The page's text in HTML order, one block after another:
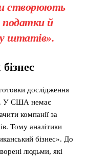
створюють
податки й
штатів».
дослідження
У США немає
компанії за
Тому аналітики
бізнес». До
людьми, які